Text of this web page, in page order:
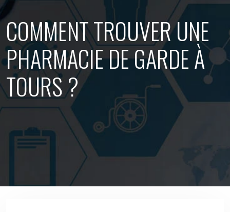
COMMENT TROUVER UNE
PHARMACIE DE GARDE À
TOURS ?